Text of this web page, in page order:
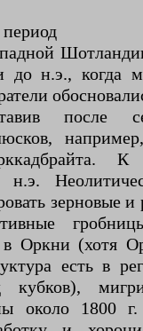
до н.э., когда
после
К
н.э.
зерновые и
Оркни (хотя
есть в
кубков),
около 1800